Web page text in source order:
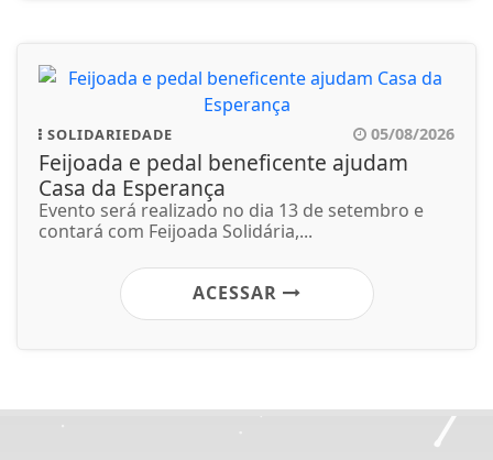
SOLIDARIEDADE 05/08/2026
Feijoada e pedal beneficente ajudam
Casa da Esperança
Evento será realizado no dia 13 de setembro e
contará com Feijoada Solidária,...
ACESSAR